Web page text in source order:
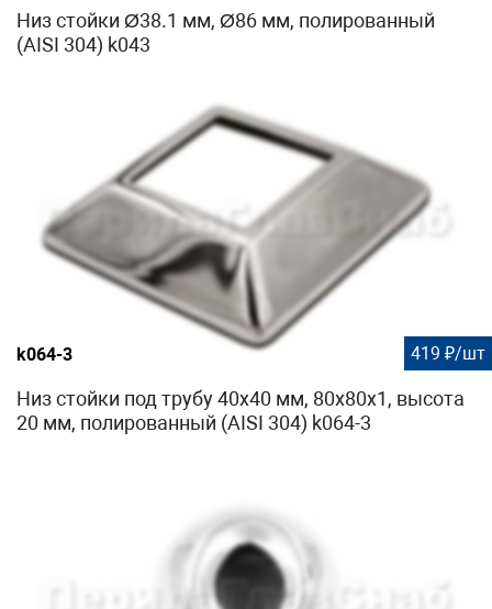
Низ стойки Ø38.1 мм, Ø86 мм, полированный
(AISI 304) k043
k064-3 419 ₽/шт
Низ стойки под трубу 40х40 мм, 80х80х1, высота
20 мм, полированный (AISI 304) k064-3